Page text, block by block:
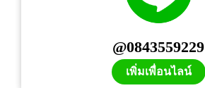
@0843559229
เพิ่มเพื่อนไลน์